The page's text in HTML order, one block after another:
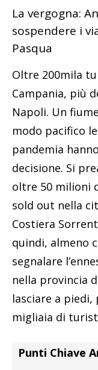
La vergogna:
sospendere i
Pasqua
Oltre 200mila
Campania, più
Napoli. Un
modo pacifico
pandemia
decisione. Si
oltre 50 milioni
sold out nella
Costiera
quindi, almeno
segnalare
nella provincia
lasciare a
migliaia di
Punti Chiave